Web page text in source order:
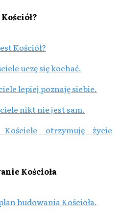
Kościół?
uczę się kochać.
lepiej poznaję siebie.
nikt nie jest sam.
Kościele otrzymuję życie
Kościoła
budowania Kościoła.